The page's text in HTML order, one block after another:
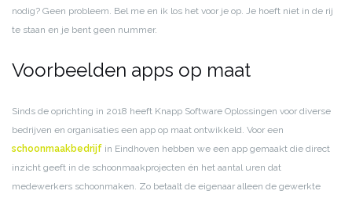
nodig? Geen probleem. Bel me en ik los het voor je op. Je hoeft niet in de rij
te staan en je bent geen nummer.
Voorbeelden apps op maat
Sinds de oprichting in 2018 heeft Knapp Software Oplossingen voor diverse
bedrijven en organisaties een app op maat ontwikkeld. Voor een
schoonmaakbedrijf in Eindhoven hebben we een app gemaakt die direct
inzicht geeft in de schoonmaakprojecten én het aantal uren dat
medewerkers schoonmaken. Zo betaalt de eigenaar alleen de gewerkte